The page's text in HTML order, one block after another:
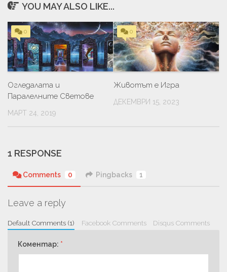
YOU MAY ALSO LIKE...
0
Огледалата и
Паралелните Светове
МАРТ 24, 2019
0
Животът е Игра
ДЕКЕМВРИ 15, 2023
1 RESPONSE
Comments 0 Pingbacks 1
Leave a reply
Default Comments (1) Facebook Comments Disqus Comments
Коментар: *